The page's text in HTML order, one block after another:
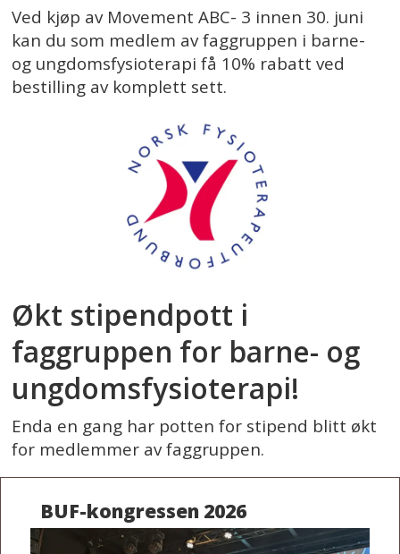
Ved kjøp av Movement ABC- 3 innen 30. juni
kan du som medlem av faggruppen i barne-
og ungdomsfysioterapi få 10% rabatt ved
bestilling av komplett sett.
Økt stipendpott i
faggruppen for barne- og
ungdomsfysioterapi!
Enda en gang har potten for stipend blitt økt
for medlemmer av faggruppen.
BUF-kongressen 2026